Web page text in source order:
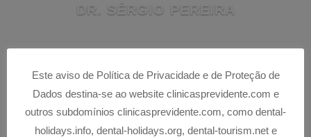
DR. SÉRGIO PEREIRA
Este aviso de Política de Privacidade e de Proteção de
Dados destina-se ao website clinicasprevidente.com e
outros subdomínios clinicasprevidente.com, como dental-
holidays.info, dental-holidays.org, dental-tourism.net e